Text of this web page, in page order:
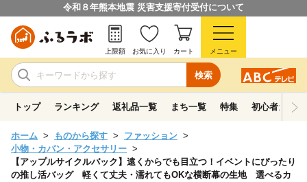
令和８年熊本地震 災害支援寄付受付について
検索
上限額 お気に入り カート メニュー
トップ ランキング 返礼品一覧 まち一覧 特集 初心者ガイド
ホーム ものから探す
ファッション
小物・カバン・アクセサリー
【アップルサイクルバック】遠くからでも目立つ！イベントにぴったり
の推し活バッグ 軽くて丈夫・濡れてもOKな横断幕の生地 選べるカ